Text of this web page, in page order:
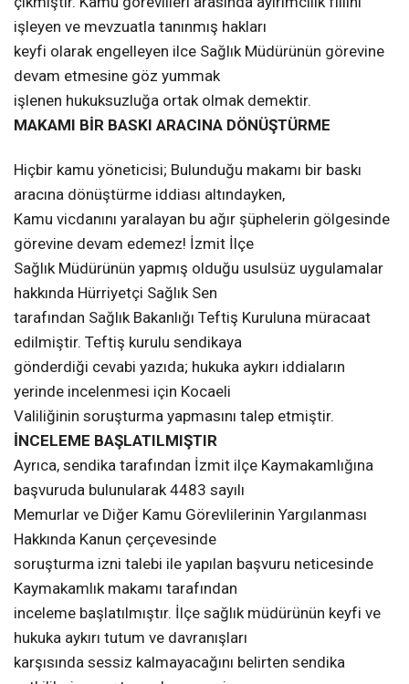
işleyen ve mevzuatla tanınmış hakları
keyfi olarak engelleyen ilce Sağlık Müdürünün görevine
devam etmesine göz yummak
işlenen hukuksuzluğa ortak olmak demektir.
MAKAMI BİR BASKI ARACINA DÖNÜŞTÜRME
Hiçbir kamu yöneticisi; Bulunduğu makamı bir baskı
aracına dönüştürme iddiası altındayken,
Kamu vicdanını yaralayan bu ağır şüphelerin gölgesinde
görevine devam edemez! İzmit İlçe
Sağlık Müdürünün yapmış olduğu usulsüz uygulamalar
hakkında Hürriyetçi Sağlık Sen
tarafından Sağlık Bakanlığı Teftiş Kuruluna müracaat
edilmiştir. Teftiş kurulu sendikaya
gönderdiği cevabi yazıda; hukuka aykırı iddiaların
yerinde incelenmesi için Kocaeli
Valiliğinin soruşturma yapmasını talep etmiştir.
İNCELEME BAŞLATILMIŞTIR
Ayrıca, sendika tarafından İzmit ilçe Kaymakamlığına
başvuruda bulunularak 4483 sayılı
Memurlar ve Diğer Kamu Görevlilerinin Yargılanması
Hakkında Kanun çerçevesinde
soruşturma izni talebi ile yapılan başvuru neticesinde
Kaymakamlık makamı tarafından
inceleme başlatılmıştır. İlçe sağlık müdürünün keyfi ve
hukuka aykırı tutum ve davranışları
karşısında sessiz kalmayacağını belirten sendika